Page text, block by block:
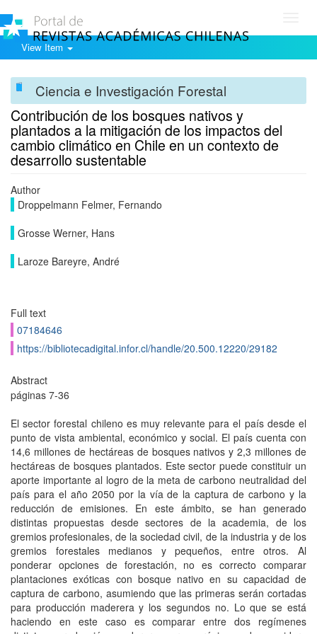
View Item
Ciencia e Investigación Forestal
Contribución de los bosques nativos y
plantados a la mitigación de los impactos del
cambio climático en Chile en un contexto de
desarrollo sustentable
Author
Droppelmann Felmer, Fernando
Grosse Werner, Hans
Laroze Bareyre, André
Full text
07184646
https://bibliotecadigital.infor.cl/handle/20.500.12220/29182
Abstract
páginas 7-36
El sector forestal chileno es muy relevante para el país desde el
punto de vista ambiental, económico y social. El país cuenta con
14,6 millones de hectáreas de bosques nativos y 2,3 millones de
hectáreas de bosques plantados. Este sector puede constituir un
aporte importante al logro de la meta de carbono neutralidad del
país para el año 2050 por la vía de la captura de carbono y la
reducción de emisiones. En este ámbito, se han generado
distintas propuestas desde sectores de la academia, de los
gremios profesionales, de la sociedad civil, de la industria y de los
gremios forestales medianos y pequeños, entre otros. Al
ponderar opciones de forestación, no es correcto comparar
plantaciones exóticas con bosque nativo en su capacidad de
captura de carbono, asumiendo que las primeras serán cortadas
para producción maderera y los segundos no. Lo que se está
haciendo en este caso es comparar entre dos regímenes